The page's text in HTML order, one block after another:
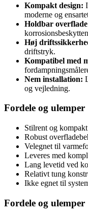
Kompakt design:
moderne og
Holdbar
Høj
driftstryk.
Kompatibel med
Nem installation:
og vejledning.
Fordele og ulemper
Stilrent og
Robust
Velegnet til
Leveres med
Lang levetid ved
Relativt tung
Ikke egnet til
Fordele og ulemper